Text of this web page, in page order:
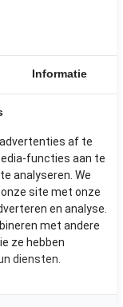
Informatie
af te
functies aan te
analyseren. We
site met onze
en analyse.
met andere
ze hebben
diensten.